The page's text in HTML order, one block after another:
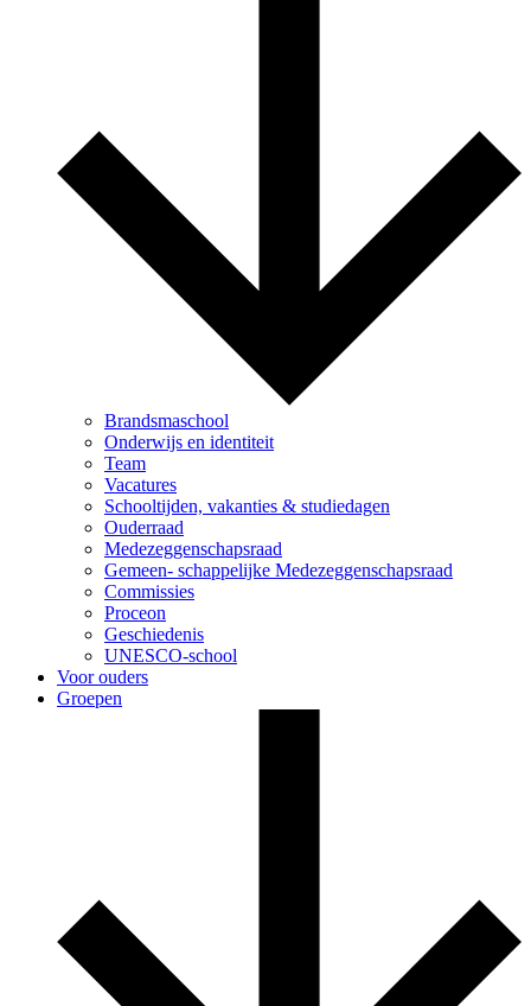
Brandsmaschool
Onderwijs en identiteit
Team
Vacatures
Schooltijden, vakanties & studiedagen
Ouderraad
Medezeggenschapsraad
Gemeen- schappelijke Medezeggenschapsraad
Commissies
Proceon
Geschiedenis
UNESCO-school
Voor ouders
Groepen